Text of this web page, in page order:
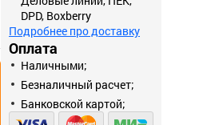
DPD, Boxberry
Подробнее про доставку
Оплата
Наличными;
Безналичный расчет;
Банковской картой;